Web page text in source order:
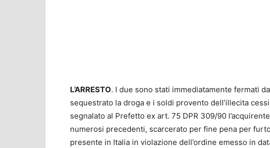
L’ARRESTO. I due sono stati immediatamente fermati
sequestrato la droga e i soldi provento dell’illecita
segnalato al Prefetto ex art. 75 DPR 309/90
numerosi precedenti, scarcerato per fine pena per
presente in Italia in violazione dell’ordine emesso in